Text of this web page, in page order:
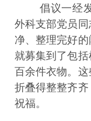
倡议一经
外科支部党员
净、整理完好的
就募集到了包
百余件衣物。
折叠得整整齐
祝福。